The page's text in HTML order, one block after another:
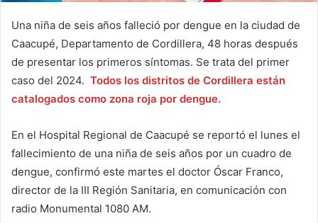
Una niña de seis años falleció por dengue en la ciudad de
Caacupé, Departamento de Cordillera, 48 horas después
de presentar los primeros síntomas. Se trata del primer
caso del 2024. Todos los distritos de Cordillera están
catalogados como zona roja por dengue.
En el Hospital Regional de Caacupé se reportó el lunes el
fallecimiento de una niña de seis años por un cuadro de
dengue, confirmó este martes el doctor Óscar Franco,
director de la III Región Sanitaria, en comunicación con
radio Monumental 1080 AM.